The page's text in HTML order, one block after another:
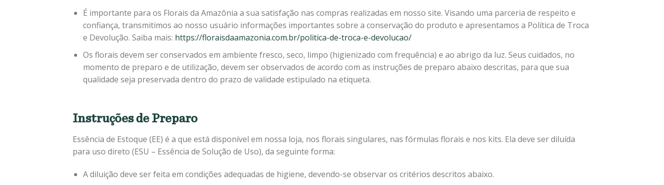
É importante para os Florais da Amazônia a sua satisfação nas compras realizadas em nosso site. Visando uma parceria de respeito e
confiança, transmitimos ao nosso usuário informações importantes sobre a conservação do produto e apresentamos a Política de Troca
e Devolução. Saiba mais: https://floraisdaamazonia.com.br/politica-de-troca-e-devolucao/
Os florais devem ser conservados em ambiente fresco, seco, limpo (higienizado com frequência) e ao abrigo da luz. Seus cuidados, no
momento de preparo e de utilização, devem ser observados de acordo com as instruções de preparo abaixo descritas, para que sua
qualidade seja preservada dentro do prazo de validade estipulado na etiqueta.
Instruções de Preparo
Essência de Estoque (EE) é a que está disponível em nossa loja, nos florais singulares, nas fórmulas florais e nos kits. Ela deve ser diluída
para uso direto (ESU – Essência de Solução de Uso), da seguinte forma:
A diluição deve ser feita em condições adequadas de higiene, devendo-se observar os critérios descritos abaixo.